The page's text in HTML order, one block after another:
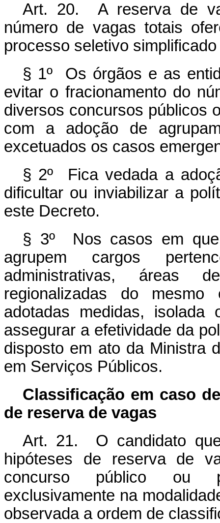
Art. 20. A reserva de
número de vagas totais
processo seletivo
§ 1º Os órgãos e as
evitar o fracionamento do
diversos concursos públicos
com a adoção de
excetuados os casos
§ 2º Fica vedada a
dificultar ou inviabilizar a
este Decreto.
§ 3º Nos casos em
agrupem cargos
administrativas, áreas
regionalizadas do
adotadas medidas, isolada
assegurar a efetividade da
disposto em ato da Ministra
em Serviços Públicos.
Classificação em caso
de reserva de vagas
Art. 21. O candidato
hipóteses de reserva de
concurso público ou
exclusivamente na
observada a ordem de